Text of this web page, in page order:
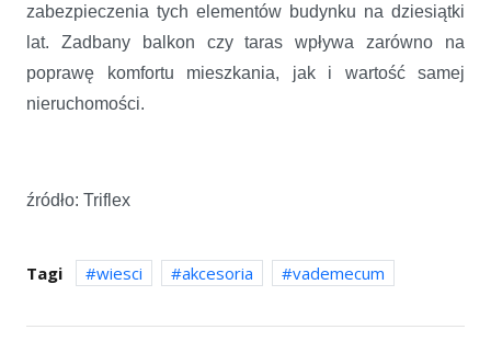
zabezpieczenia tych elementów budynku na dziesiątki
lat. Zadbany balkon czy taras wpływa zarówno na
poprawę komfortu mieszkania, jak i wartość samej
nieruchomości.
źródło: Triflex
Tagi wiesci akcesoria vademecum